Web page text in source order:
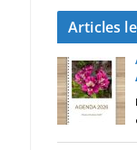
c
i
v
e
s
Articles